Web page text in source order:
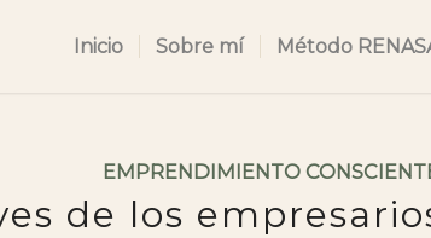
Inicio Sobre mí Método
EMPRENDIMIENTO
de los